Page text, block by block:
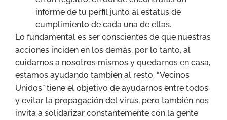
informe de tu perfil junto al estatus de
cumplimiento de cada una de ellas.
Lo fundamental es ser conscientes de que nuestras
acciones inciden en los demás, por lo tanto, al
cuidarnos a nosotros mismos y quedarnos en casa,
estamos ayudando también al resto. “Vecinos
Unidos” tiene el objetivo de ayudarnos entre todos
y evitar la propagación del virus, pero también nos
invita a solidarizar constantemente con la gente